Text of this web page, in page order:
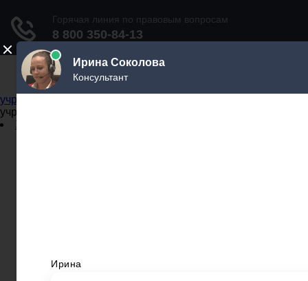
Не официальный справочник государственных
учреждений
учреждений
Задать вопрос юристу
Судебные приставы